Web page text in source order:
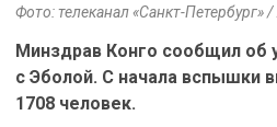
Фото: телеканал «Санкт-Петербург»
Минздрав Конго сообщил об
с Эболой. С начала вспышки
1708 человек.